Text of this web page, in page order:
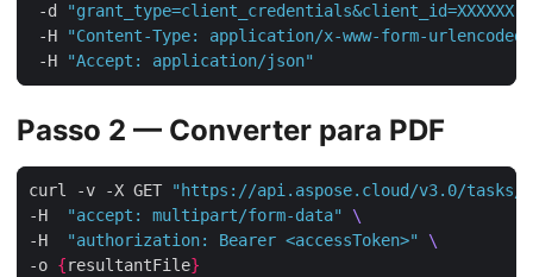
-d
"grant_type=client_credentials&client_id=XXXXXX-
-H
"Content-Type: application/x-www-form-urlencoded"
-H
"Accept: application/json"
Passo 2 — Converter para PDF
curl -v -X GET
"https://api.aspose.cloud/v3.0/tasks/
-H
"accept: multipart/form-data"
-H
"authorization: Bearer <accessToken>"
-o {resultantFile}